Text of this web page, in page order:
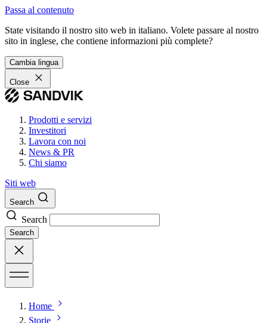
Passa al contenuto
State visitando il nostro sito web in italiano. Volete passare al nostro
sito in inglese, che contiene informazioni più complete?
Cambia lingua
Close
Prodotti e servizi
Investitori
Lavora con noi
News & PR
Chi siamo
Siti web
Search
Search
Search
Home
Storie